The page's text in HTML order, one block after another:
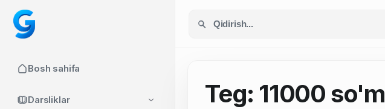
Bosh sahifa
Darsliklar Teg: 11000 so'm